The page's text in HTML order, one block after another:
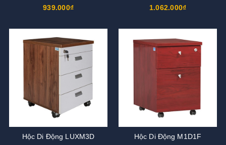
939.000₫ 1.062.000₫
Hộc Di Động LUXM3D Hộc Di Động M1D1F